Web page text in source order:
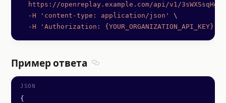
https://openreplay.example.com/api/v1/
  -H
'content-type: application/json'
\
  -H
'Authorization: {YOUR_ORGANIZATION_API_KEY}'
Пример ответа
{